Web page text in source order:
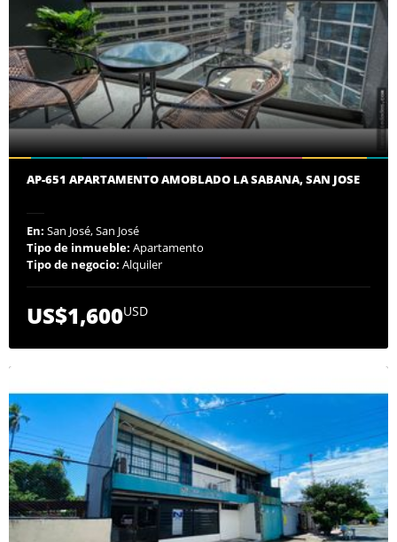
AP-651 APARTAMENTO AMOBLADO LA SABANA, SAN JOSE
En: San José, San José
Tipo de inmueble: Apartamento
Tipo de negocio: Alquiler
US$1,600USD